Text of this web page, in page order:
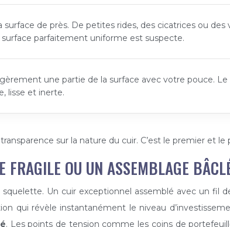
de près. De petites rides, des cicatrices ou
surface parfaitement uniforme est suspecte.
une partie de la surface avec votre pouce.
lisse et inerte.
sur la nature du cuir. C’est le premier
FRAGILE OU UN ASSEMBLAGE
squelette. Un cuir exceptionnel assemblé avec un
qui révèle instantanément le niveau
. Les points de tension comme les coins de